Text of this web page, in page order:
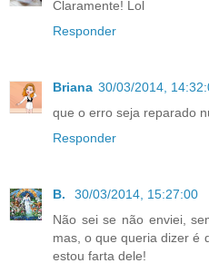
Claramente! Lol
Responder
Briana 30/03/2014,
que o erro seja reparado
Responder
B.
30/03/2014, 15:27:00
Não sei se não enviei,
mas, o que queria dizer é
estou farta dele!